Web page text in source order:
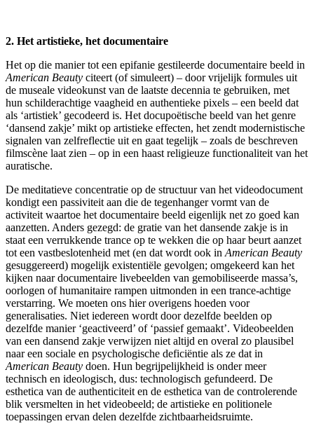
2. Het artistieke, het documentaire
Het op die manier tot een epifanie gestileerde documentaire beeld in
American Beauty citeert (of simuleert) – door vrijelijk formules uit
de museale videokunst van de laatste decennia te gebruiken, met
hun schilderachtige vaagheid en authentieke pixels – een beeld dat
als ‘artistiek’ gecodeerd is. Het docupoëtische beeld van het genre
‘dansend zakje’ mikt op artistieke effecten, het zendt modernistische
signalen van zelfreflectie uit en gaat tegelijk – zoals de beschreven
filmscène laat zien – op in een haast religieuze functionaliteit van het
auratische.
De meditatieve concentratie op de structuur van het videodocument
kondigt een passiviteit aan die de tegenhanger vormt van de
activiteit waartoe het documentaire beeld eigenlijk net zo goed kan
aanzetten. Anders gezegd: de gratie van het dansende zakje is in
staat een verrukkende trance op te wekken die op haar beurt aanzet
tot een vastbeslotenheid met (en dat wordt ook in American Beauty
gesuggereerd) mogelijk existentiële gevolgen; omgekeerd kan het
kijken naar documentaire livebeelden van gemobiliseerde massa’s,
oorlogen of humanitaire rampen uitmonden in een trance-achtige
verstarring. We moeten ons hier overigens hoeden voor
generalisaties. Niet iedereen wordt door dezelfde beelden op
dezelfde manier ‘geactiveerd’ of ‘passief gemaakt’. Videobeelden
van een dansend zakje verwijzen niet altijd en overal zo plausibel
naar een sociale en psychologische deficiëntie als ze dat in
American Beauty doen. Hun begrijpelijkheid is onder meer
technisch en ideologisch, dus: technologisch gefundeerd. De
esthetica van de authenticiteit en de esthetica van de controlerende
blik versmelten in het videobeeld; de artistieke en politionele
toepassingen ervan delen dezelfde zichtbaarheidsruimte.